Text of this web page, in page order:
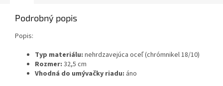
Podrobný popis
Popis:
Typ materiálu: nehrdzavejúca oceľ (chrómnikel 18/10)
Rozmer: 32,5 cm
Vhodná do umývačky riadu: áno